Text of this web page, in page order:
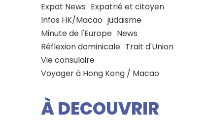
Expat News Expatrié et citoyen
Infos HK/Macao judaisme
Minute de l'Europe News
Réflexion dominicale Trait d'Union
Vie consulaire
Voyager à Hong Kong / Macao
À DECOUVRIR